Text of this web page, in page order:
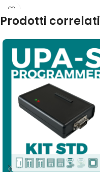
circuit, anche su dispositivi a
bassa tensione. Assistenza e
Prodotti correlati